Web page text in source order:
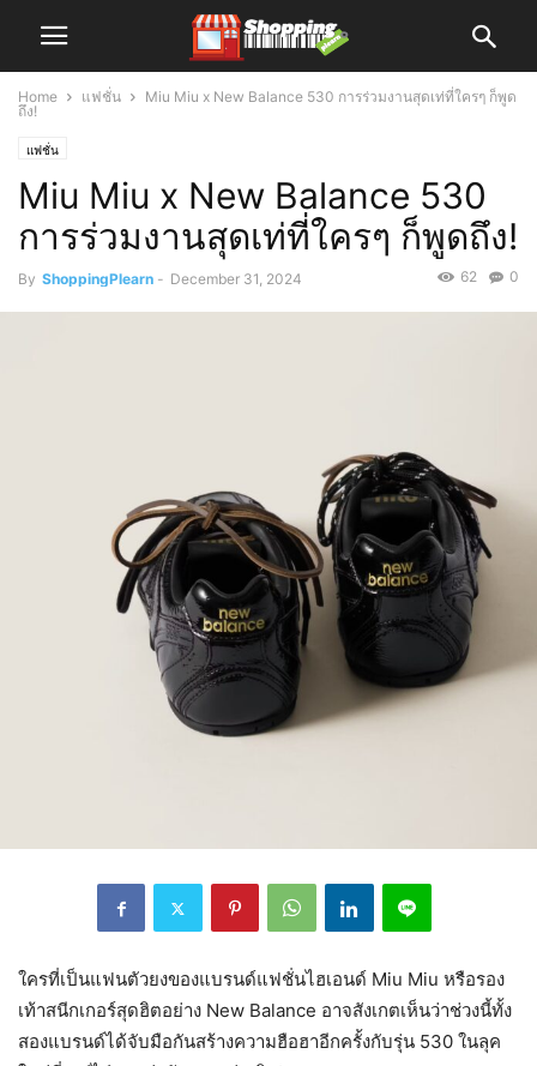
Home แฟชั่น
Miu Miu x New Balance 530 การร่วมงานสุดเท่ที่ใครๆ ก็พูด
ถึง!
แฟชั่น
Miu Miu x New Balance 530
การร่วมงานสุดเท่ที่ใครๆ ก็พูดถึง!
By ShoppingPlearn - December 31, 2024 0
62
ใครที่เป็นแฟนตัวยงของแบรนด์แฟชั่นไฮเอนด์ Miu Miu หรือรอง
เท้าสนีกเกอร์สุดฮิตอย่าง New Balance อาจสังเกตเห็นว่าช่วงนี้ทั้ง
สองแบรนด์ได้จับมือกันสร้างความฮือฮาอีกครั้งกับรุ่น 530 ในลุค